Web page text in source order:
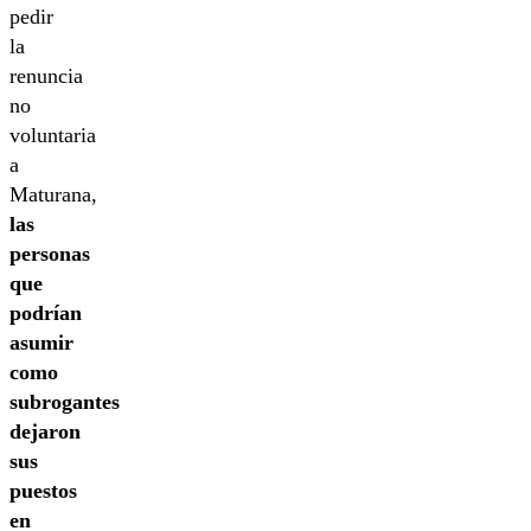
pedir
la
renuncia
no
voluntaria
a
Maturana,
las
personas
que
podrían
asumir
como
subrogantes
dejaron
sus
puestos
en